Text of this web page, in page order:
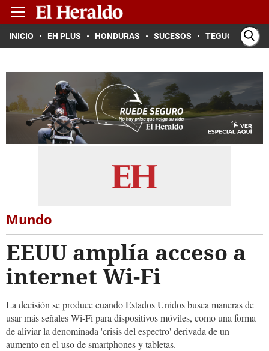
INICIO EH PLUS HONDURAS SUCESOS TEGUCIGALPA
Mundo
EEUU amplía acceso a
internet Wi-Fi
La decisión se produce cuando Estados Unidos busca maneras de
usar más señales Wi-Fi para dispositivos móviles, como una forma
de aliviar la denominada 'crisis del espectro' derivada de un
aumento en el uso de smartphones y tabletas.